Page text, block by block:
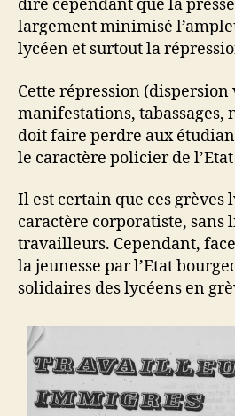
dire cependant que la
largement minimisé
lycéen et surtout la
Cette répression (dispersion
manifestations, tabassages,
doit faire perdre aux
le caractère policier de
Il est certain que ces grèves
caractère corporatiste, sans
travailleurs. Cependant,
la jeunesse par l’Etat
solidaires des lycéens en